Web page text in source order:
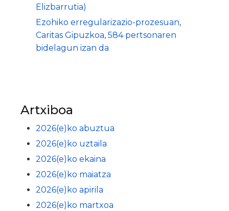
Elizbarrutia)
Ezohiko erregularizazio-prozesuan,
Caritas Gipuzkoa, 584 pertsonaren
bidelagun izan da
Artxiboa
2026(e)ko abuztua
2026(e)ko uztaila
2026(e)ko ekaina
2026(e)ko maiatza
2026(e)ko apirila
2026(e)ko martxoa